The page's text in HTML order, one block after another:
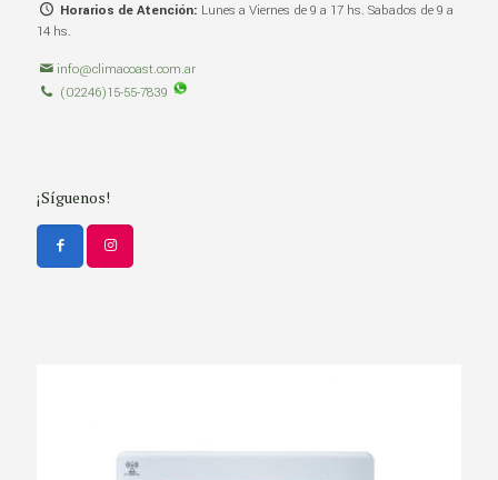
Horarios de Atención: Lunes a Viernes de 9 a 17 hs. Sabados de 9 a
14 hs.
info@climacoast.com.ar
(02246)15-55-7839
¡Síguenos!